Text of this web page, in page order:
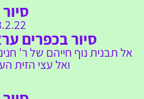
סיור 2:
.22
סיור בכפרים
אל תבנית נוף חייהם של ר'
ואל עצי הזית